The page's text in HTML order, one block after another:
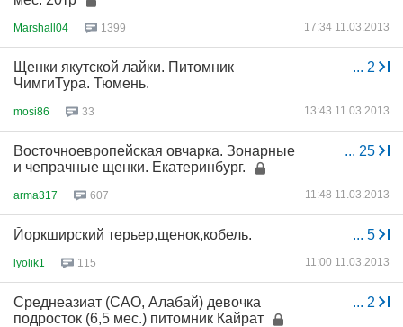
Marshall04 1399 17:34 11.03.2013
... 2
Щенки якутской лайки. Питомник
ЧимгиТура. Тюмень.
mosi86 33 13:43 11.03.2013
... 25
Восточноевропейская овчарка. Зонарные
и чепрачные щенки. Екатеринбург.
arma317 607 11:48 11.03.2013
... 5
Йоркширский терьер,щенок,кобель.
lyolik1 115 11:00 11.03.2013
... 2
Среднеазиат (САО, Алабай) девочка
подросток (6,5 мес.) питомник Кайрат